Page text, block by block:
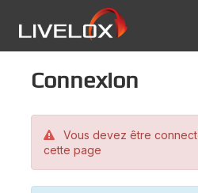
Connexion
Vous devez être
cette page